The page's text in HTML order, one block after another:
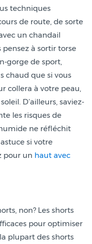
techniques
de route, de sorte
un chandail
pensez à sortir torse
gorge de sport,
chaud que si vous
collera à votre peau,
D’ailleurs, saviez-
les risques de
ne réfléchit
si votre
pour un haut avec
non? Les shorts
pour optimiser
plupart des shorts